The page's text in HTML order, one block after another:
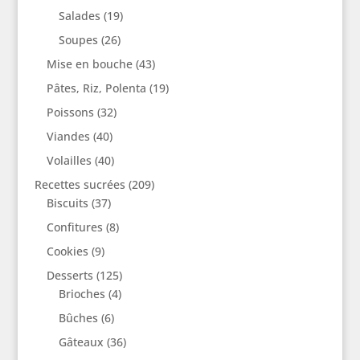
Salades (19)
Soupes (26)
Mise en bouche(43)
Pâtes, Riz, Polenta (19)
Poissons (32)
Viandes (40)
Volailles (40)
Recettes sucrées (209)
Biscuits (37)
Confitures (8)
Cookies (9)
Desserts (125)
Brioches (4)
Bûches (6)
Gâteaux (36)